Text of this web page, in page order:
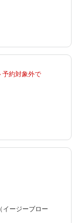
約対象外で
イージーブロー